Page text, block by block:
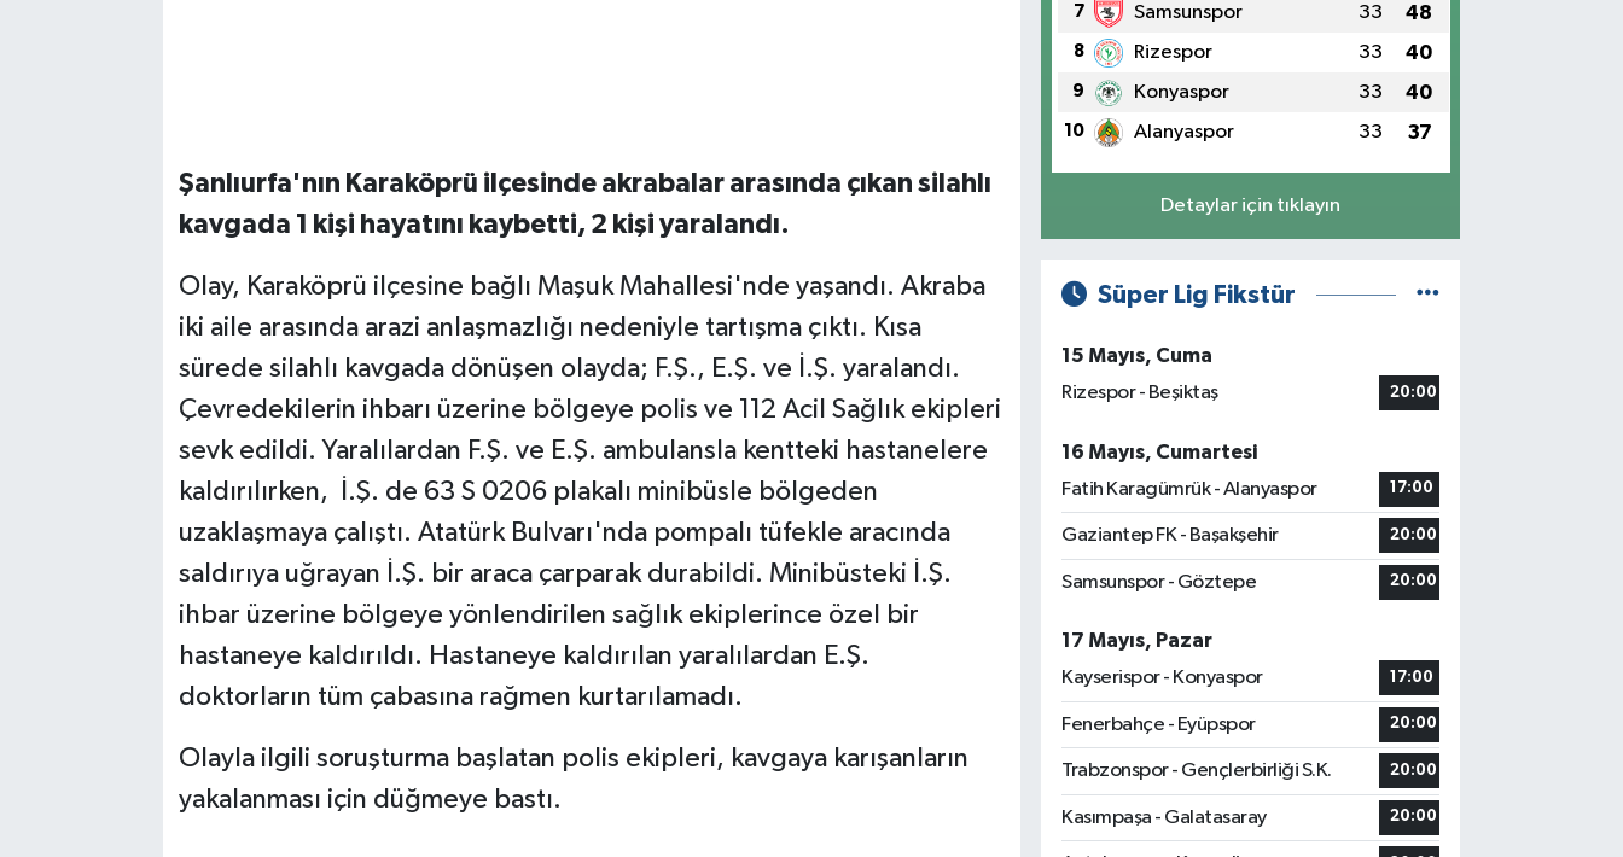
Şanlıurfa'nın Karaköprü ilçesinde akrabalar arasında çıkan silahlı
kavgada 1 kişi hayatını kaybetti, 2 kişi yaralandı.
Olay, Karaköprü ilçesine bağlı Maşuk Mahallesi'nde yaşandı. Akraba
iki aile arasında arazi anlaşmazlığı nedeniyle tartışma çıktı. Kısa
sürede silahlı kavgada dönüşen olayda; F.Ş., E.Ş. ve İ.Ş. yaralandı.
Çevredekilerin ihbarı üzerine bölgeye polis ve 112 Acil Sağlık ekipleri
sevk edildi. Yaralılardan F.Ş. ve E.Ş. ambulansla kentteki hastanelere
kaldırılırken, İ.Ş. de 63 S 0206 plakalı minibüsle bölgeden
uzaklaşmaya çalıştı. Atatürk Bulvarı'nda pompalı tüfekle aracında
saldırıya uğrayan İ.Ş. bir araca çarparak durabildi. Minibüsteki İ.Ş.
ihbar üzerine bölgeye yönlendirilen sağlık ekiplerince özel bir
hastaneye kaldırıldı. Hastaneye kaldırılan yaralılardan E.Ş.
doktorların tüm çabasına rağmen kurtarılamadı.
Olayla ilgili soruşturma başlatan polis ekipleri, kavgaya karışanların
yakalanması için düğmeye bastı.
7 Samsunspor 33 48
8 Rizespor 33 40
9 Konyaspor 33 40
10 Alanyaspor 33 37
Detaylar için tıklayın
Süper Lig Fikstür
15 Mayıs, Cuma
Rizespor - Beşiktaş
20:00
16 Mayıs, Cumartesi
Fatih Karagümrük - Alanyaspor
17:00
Gaziantep FK - Başakşehir 20:00
Samsunspor - Göztepe 20:00
17 Mayıs, Pazar
Kayserispor - Konyaspor
17:00
Fenerbahçe - Eyüpspor 20:00
Trabzonspor - Gençlerbirliği S.K. 20:00
Kasımpaşa - Galatasaray 20:00